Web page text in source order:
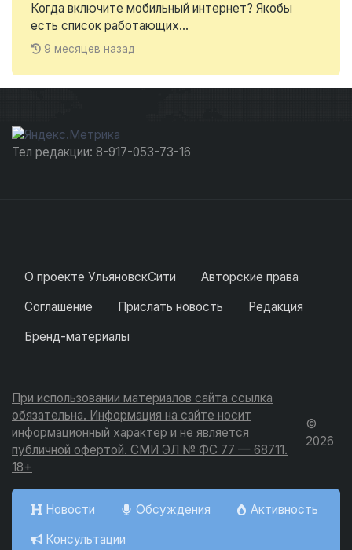
Когда включите мобильный интернет? Якобы
есть список работающих...
9 месяцев назад
Тел редакции: 8-917-053-73-16
О проекте УльяновскСити
Авторские права
Соглашение
Прислать новость
Редакция
Бренд-материалы
При использовании материалов сайта ссылка
обязательна. Информация на сайте носит
информационный характер и не является
публичной офертой. СМИ ЭЛ № ФС 77 — 68711.
18+
©
2026
Новости Обсуждения
Активность
Консультации